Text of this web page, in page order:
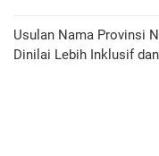
Usulan Nama Provinsi
Dinilai Lebih Inklusif